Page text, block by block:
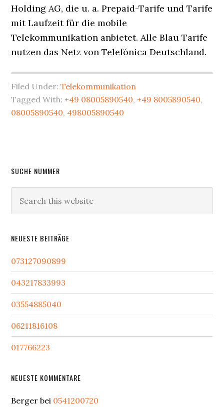
Holding AG, die u. a. Prepaid-Tarife und Tarife
mit Laufzeit für die mobile
Telekommunikation anbietet. Alle Blau Tarife
nutzen das Netz von Telefónica Deutschland.
Filed Under:Telekommunikation
Tagged With: +49 08005890540, +49 8005890540,
08005890540, 498005890540
Primary
Sidebar
SUCHE NUMMER
this
NEUESTE BEITRÄGE
073127090899
043217833993
03554885040
06211816108
017766223
NEUESTE KOMMENTARE
Berger bei 0541200720